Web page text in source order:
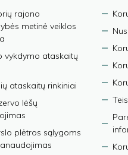
rajono
metinė veiklos
vykdymo ataskaitų
ataskaitų rinkiniai
lėšų
plėtros sąlygoms